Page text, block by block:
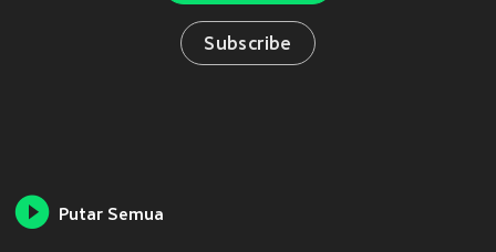
Subscribe
Putar Semua